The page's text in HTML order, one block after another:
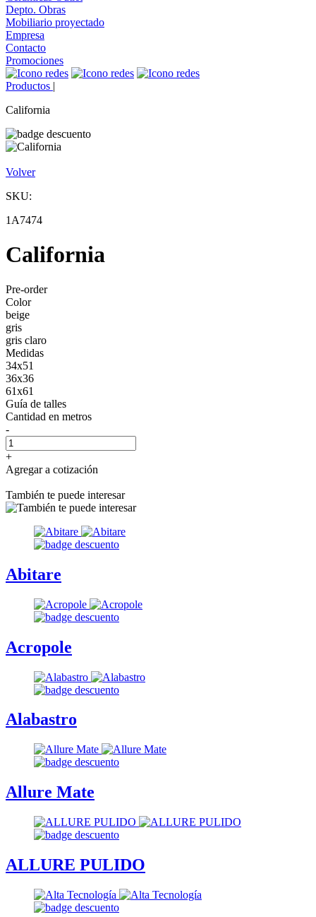
Depto. Obras
Mobiliario proyectado
Empresa
Contacto
Promociones
Productos |
California
Volver
SKU:
1A7474
California
Pre-order
Color
beige
gris
gris claro
Medidas
34x51
36x36
61x61
Guía de talles
Cantidad en metros
-
+
Agregar a cotización
También te puede interesar
Abitare
Acropole
Alabastro
Allure Mate
ALLURE PULIDO